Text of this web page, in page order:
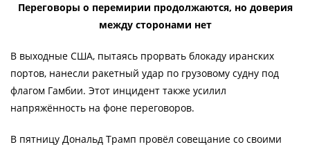
Переговоры о перемирии продолжаются, но доверия
между сторонами нет
В выходные США, пытаясь прорвать блокаду иранских
портов, нанесли ракетный удар по грузовому судну под
флагом Гамбии. Этот инцидент также усилил
напряжённость на фоне переговоров.
В пятницу Дональд Трамп провёл совещание со своими